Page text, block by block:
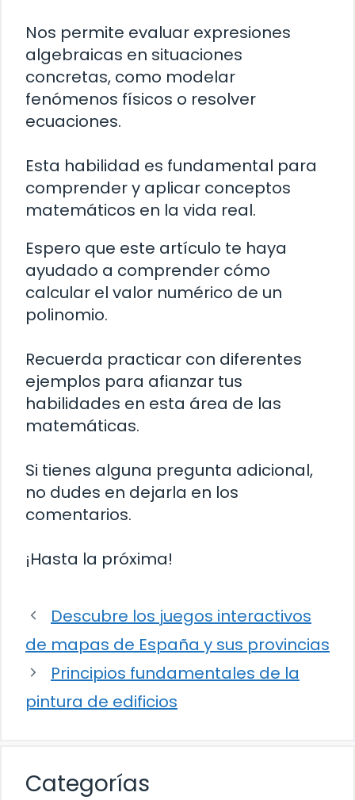
Nos permite evaluar expresiones
algebraicas en situaciones
concretas, como modelar
fenómenos físicos o resolver
ecuaciones.
Esta habilidad es fundamental para
comprender y aplicar conceptos
matemáticos en la vida real.
Espero que este artículo te haya
ayudado a comprender cómo
calcular el valor numérico de un
polinomio.
Recuerda practicar con diferentes
ejemplos para afianzar tus
habilidades en esta área de las
matemáticas.
Si tienes alguna pregunta adicional,
no dudes en dejarla en los
comentarios.
¡Hasta la próxima!
Descubre los juegos interactivos
de mapas de España y sus provincias
Principios fundamentales de la
pintura de edificios
Categorías